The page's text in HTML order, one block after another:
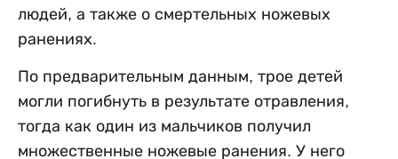
людей, а также о смертельных ножевых
ранениях.
По предварительным данным, трое детей
могли погибнуть в результате отравления,
тогда как один из мальчиков получил
множественные ножевые ранения. У него